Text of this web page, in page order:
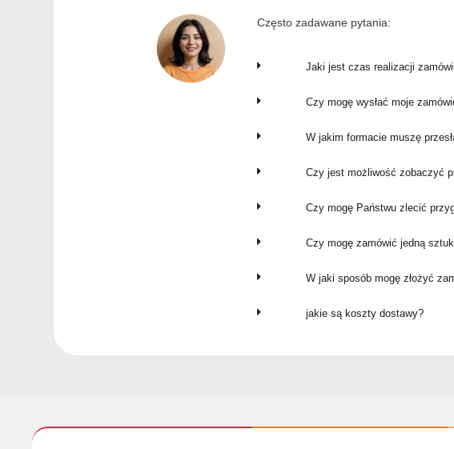
Często zadawane pytania:
Jaki jest czas realizacji
Czy mogę wysłać moje
W jakim formacie muszę
Czy jest możliwość zobaczyć
Czy mogę Państwu zlecić
Czy mogę zamówić jedną
W jaki sposób mogę złożyć
jakie są koszty dostawy?